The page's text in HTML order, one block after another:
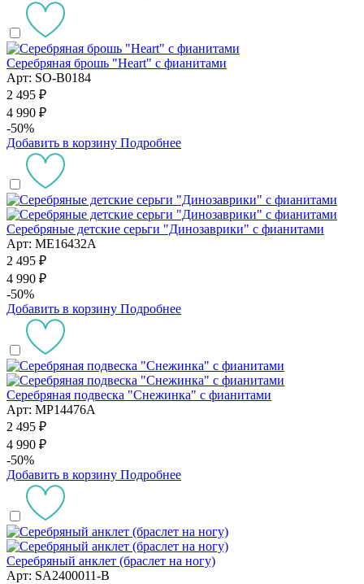
Серебряная брошь "Heart" с фианитами
Арт: SO-B0184
2 495 ₽
4 990 ₽
-50%
Добавить в корзину Подробнее
Серебряные детские серьги "Динозаврики" с фианитами
Арт: ME16432A
2 495 ₽
4 990 ₽
-50%
Добавить в корзину Подробнее
Серебряная подвеска "Снежинка" с фианитами
Арт: MP14476A
2 495 ₽
4 990 ₽
-50%
Добавить в корзину Подробнее
Серебряный анклет (браслет на ногу)
Арт: SA2400011-B